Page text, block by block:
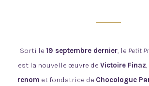
Sorti le 19 septembre dernier, le Petit
est la nouvelle œuvre de Victoire Finaz,
renom et fondatrice de Chocologue